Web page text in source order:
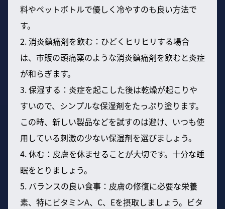
料やペットボトルで優しく冷やすのも良い方法で
す。
2. 消炎鎮痛剤を飲む：ひどくヒリヒリする場合
は、市販の頭痛薬のような消炎鎮痛剤を飲むと炎症
が和らぎます。
3. 保湿する：炎症を起こした後は乾燥が起こりや
すいので、シンプルな保湿剤をたっぷり塗ります。
この時、新しい製品などを試すのは避け、いつも使
用している刺激の少ない保湿剤を選びましょう。
4. 休む：皮膚を休ませることが大切です。十分な睡
眠をとりましょう。
5. バランスの良い食事：皮膚の修復に必要な栄養
素、特にビタミンA、C、Eを摂取しましょう。ビタ